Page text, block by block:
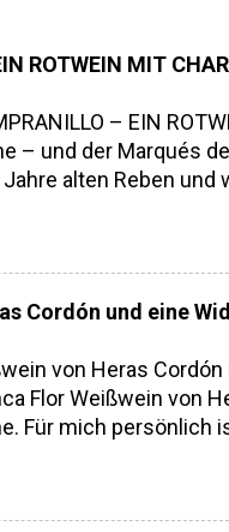
ROTWEIN MIT
– EIN
– und der Marqués
alten Reben
Qualität mit Herz
man.
Cordón und eine
von Heras
Flor Weißwein von
Für mich persönlich
Wein gemeinsam